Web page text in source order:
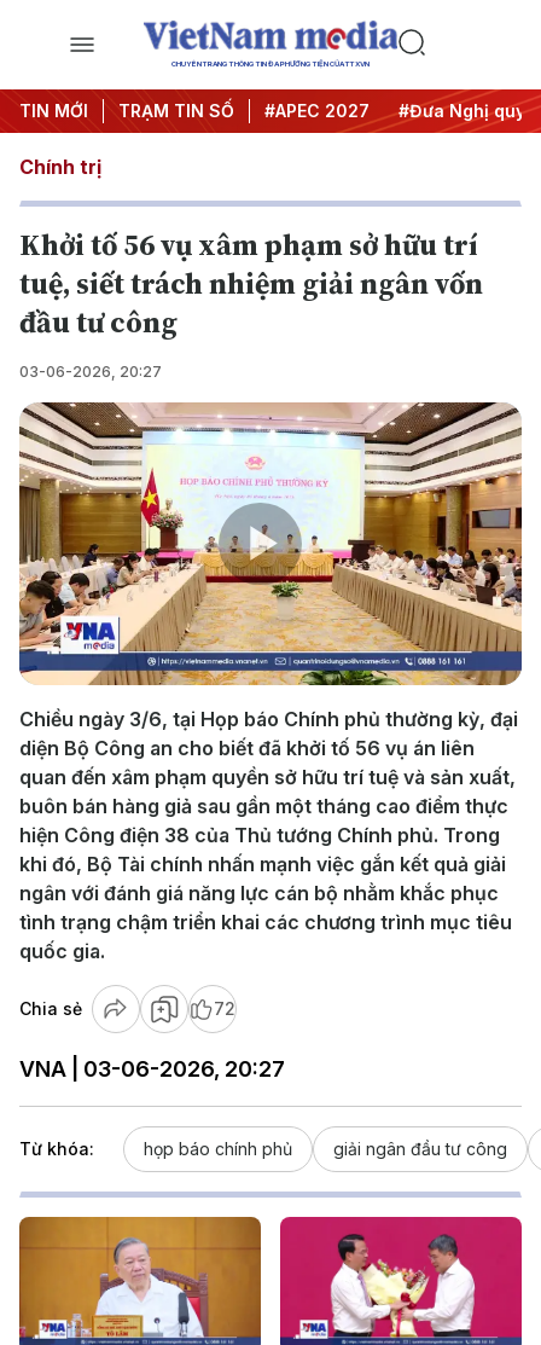
CHUYÊN TRANG THÔNG TIN ĐA PHƯƠNG TIỆN CỦA TTXVN
TIN MỚI TRẠM TIN SỐ
#Hội nghị Trung ương 3 #APEC 2027 #Đưa Nghị quyết
Chính trị
Khởi tố 56 vụ xâm phạm sở hữu trí
tuệ, siết trách nhiệm giải ngân vốn
đầu tư công
03-06-2026, 20:27
Play
Video
Chiều ngày 3/6, tại Họp báo Chính phủ thường kỳ, đại
diện Bộ Công an cho biết đã khởi tố 56 vụ án liên
quan đến xâm phạm quyền sở hữu trí tuệ và sản xuất,
buôn bán hàng giả sau gần một tháng cao điểm thực
hiện Công điện 38 của Thủ tướng Chính phủ. Trong
khi đó, Bộ Tài chính nhấn mạnh việc gắn kết quả giải
ngân với đánh giá năng lực cán bộ nhằm khắc phục
tình trạng chậm triển khai các chương trình mục tiêu
quốc gia.
Chia sẻ 72
VNA | 03-06-2026, 20:27
Từ khóa: họp báo chính phủ giải ngân đầu tư công